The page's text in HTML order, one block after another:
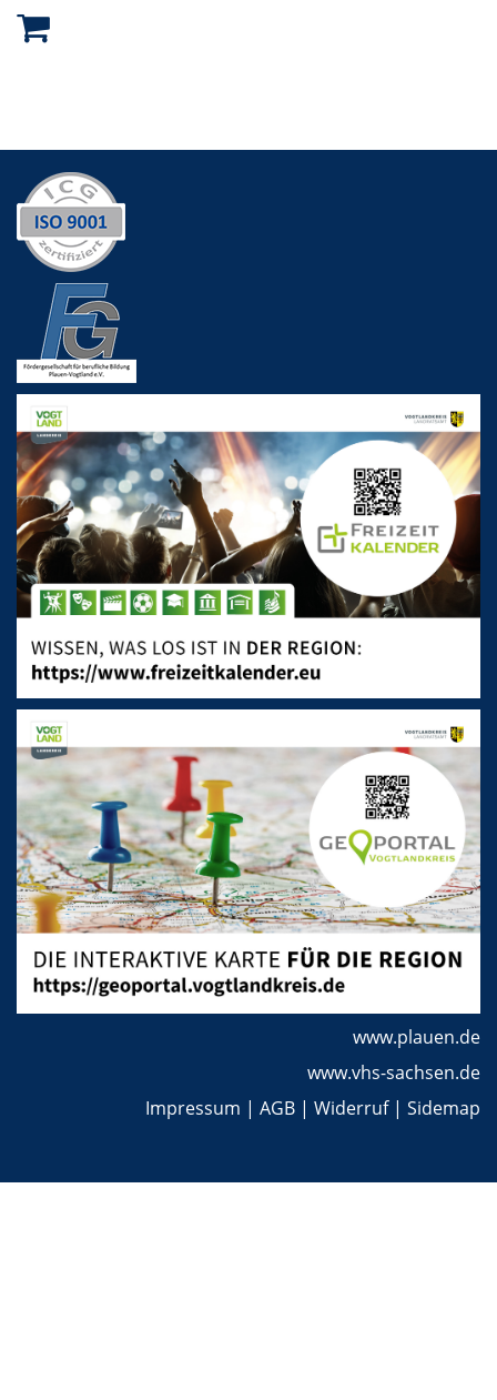
www.plauen.de
www.vhs-sachsen.de
Impressum | AGB | Widerruf| Sidemap